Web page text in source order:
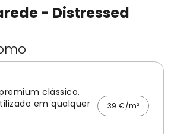
- Distressed
clássico,
em qualquer
39 €/m²